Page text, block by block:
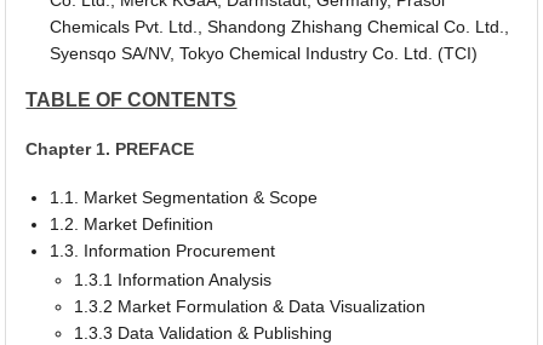
Chemicals Pvt. Ltd., Shandong Zhishang Chemical Co. Ltd.,
Syensqo SA/NV, Tokyo Chemical Industry Co. Ltd. (TCI)
TABLE OF CONTENTS
Chapter 1. PREFACE
1.1. Market Segmentation & Scope
1.2. Market Definition
1.3. Information Procurement
1.3.1 Information Analysis
1.3.2 Market Formulation & Data Visualization
1.3.3 Data Validation & Publishing